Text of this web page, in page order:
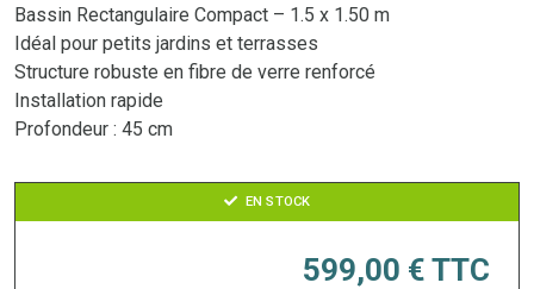
Bassin Rectangulaire Compact – 1.5 x 1.50 m
Idéal pour petits jardins et terrasses
Structure robuste en fibre de verre renforcé
Installation rapide
Profondeur : 45 cm
EN STOCK
599,00 € TTC